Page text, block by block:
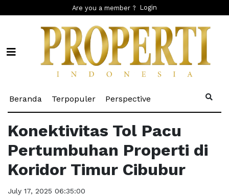
Are you a member ? Login
Beranda (current)
Terpopuler(current)
Perspective
Konektivitas Tol Pacu
Pertumbuhan Properti di
Koridor Timur Cibubur
July 17, 2025 06:35:00